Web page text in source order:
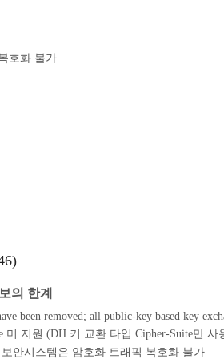
호화 불가
의 한계
been removed; all public-key based key
미 지원 (DH 키 교환 타입 Cipher-Suite만 사
안시스템은 암호화 트래픽 복호화 불가